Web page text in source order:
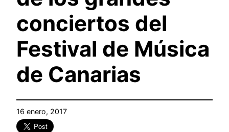
conciertos del
Festival de Música
de Canarias
16 enero, 2017